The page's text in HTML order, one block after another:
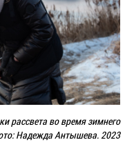
во время зимнего
Надежда Антышева. 2023